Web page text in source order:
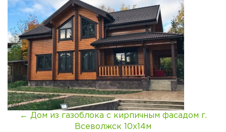
← Дом из газоблока с кирпичным фасадом г.
Всеволжск 10х14м